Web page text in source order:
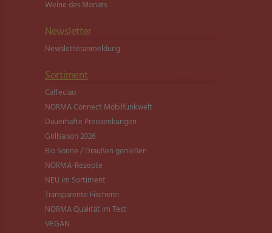
Weine des Monats
Newsletter
Newsletter­anmeldung
Sortiment
Caffeciao
NORMA Connect Mobilfunkwelt
Dauerhafte Preissenkungen
Grillsaison 2026
Bio Sonne / Draußen genießen
NORMA-Rezepte
NEU im Sortiment
Transparente Fischerei
NORMA Qualität im Test
VEGAN